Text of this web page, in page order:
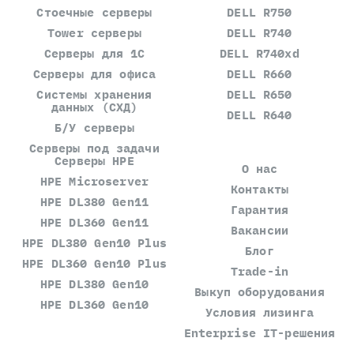
Стоечные серверы
Tower серверы
Серверы для 1С
Серверы для офиса
Системы хранения
данных (СХД)
Б/У серверы
Серверы под задачи
DELL R750
DELL R740
DELL R740xd
DELL R660
DELL R650
DELL R640
Серверы HPE
HPE Microserver
HPE DL380 Gen11
HPE DL360 Gen11
HPE DL380 Gen10 Plus
HPE DL360 Gen10 Plus
HPE DL380 Gen10
HPE DL360 Gen10
О нас
Контакты
Гарантия
Вакансии
Блог
Trade-in
Выкуп оборудования
Условия лизинга
Enterprise IT-решения